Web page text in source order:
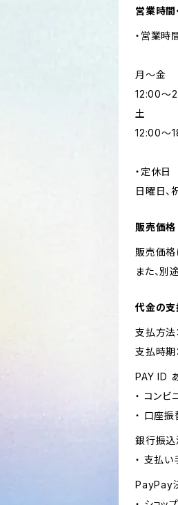
営業時間
・営業時
月〜金
12:00〜
土
12:00〜
・定休日
日曜日、
販売価格
販売価格
また、別
代金の支
支払方法
支払時期
PAY ID
・ コンビ
・ 口座
銀行振込
・ 支払い
PayPay